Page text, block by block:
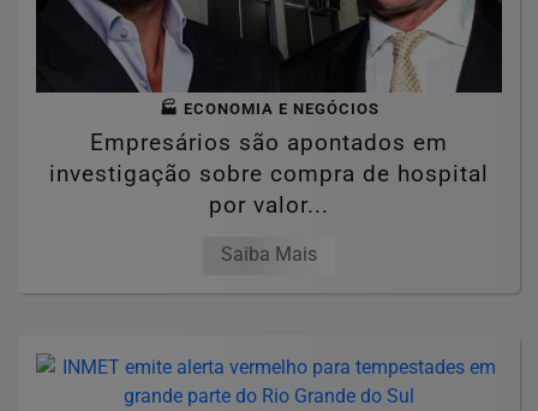
🏭 ECONOMIA E NEGÓCIOS
Empresários são apontados em
investigação sobre compra de hospital
por valor...
Saiba Mais